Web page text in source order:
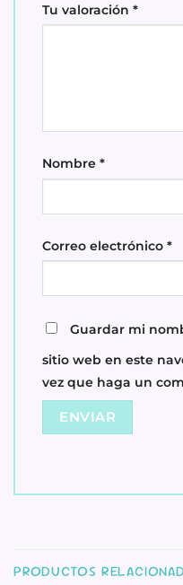
Tu valoración *
Nombre *
Correo electrónico *
Guardar mi
sitio web en este
vez que haga un
PRODUCTOS